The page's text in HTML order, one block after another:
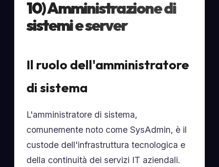
10) Amministrazione di
sistemi e server
Il ruolo dell'amministratore
di sistema
L'amministratore di sistema,
comunemente noto come SysAdmin, è il
custode dell'infrastruttura tecnologica e
della continuità dei servizi IT aziendali.